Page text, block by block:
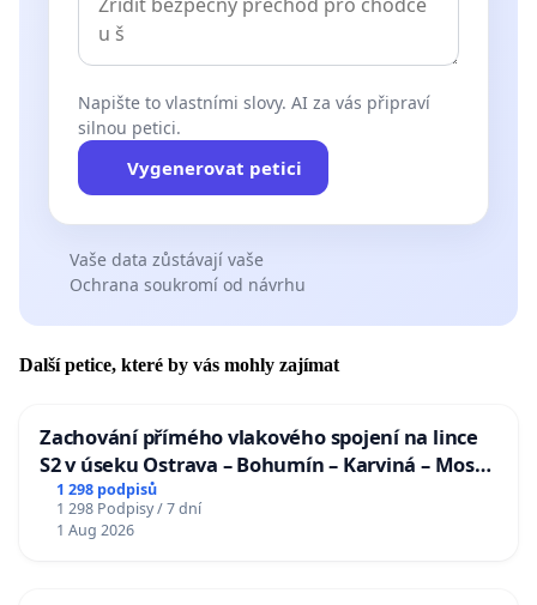
Napište to vlastními slovy. AI za vás připraví
silnou petici.
Vygenerovat petici
Vaše data zůstávají vaše
Ochrana soukromí od návrhu
Další petice, které by vás mohly zajímat
Zachování přímého vlakového spojení na lince
S2 v úseku Ostrava – Bohumín – Karviná – Mosty
u Jablunkova
1 298 podpisů
1 298 Podpisy / 7 dní
1 Aug 2026